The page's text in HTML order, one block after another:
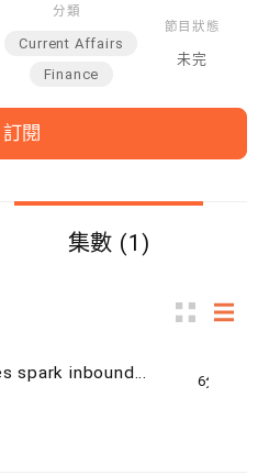
分類
Current Affairs
Finance
節目狀態
未完
訂閱
集數 (1)
6分鐘
Visa-free, tax policies spark inbound tourism boom